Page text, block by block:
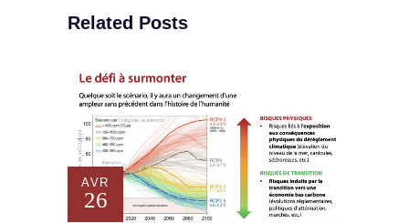
Related Posts
AVR
26